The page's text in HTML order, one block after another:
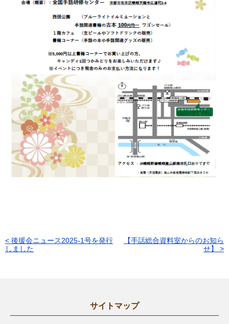
投
ゲ
< 後援会ニュース2025-1号を発行
しました
【手話総合資料室からのお知ら
せ】 >
サイトマップ